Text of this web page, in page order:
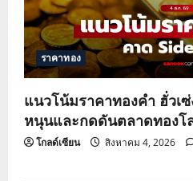
ราคาทอง
แนวโน้มราคาทองคำ ฮั่วเซ่
หนุนและกดดันตลาดทองโ
โกลด์เซียน สิงหาคม 4, 2026